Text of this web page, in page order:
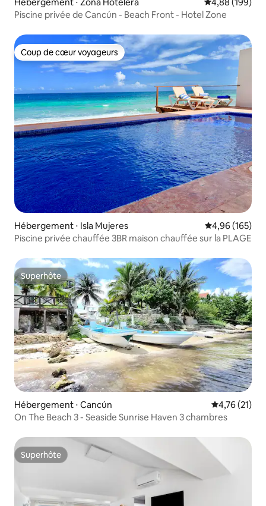
Piscine privée de Cancún - Beach Front - Hotel Zone
Coup de cœur voyageurs
Coup de cœur voyageurs
Hébergement ⋅ Isla Mujeres Évaluation
4,96 (165)
Piscine privée chauffée 3BR maison chauffée sur la PLAGE
Superhôte
Superhôte
Hébergement ⋅ Cancún Évaluation
4,76 (21)
On The Beach 3 - Seaside Sunrise Haven 3 chambres
Superhôte
Superhôte